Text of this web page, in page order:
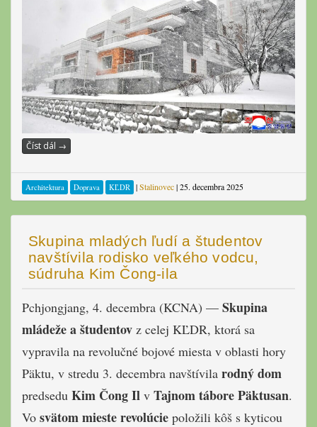
Číst dál →
Architektura Doprava KĽDR |Stalinovec|25. decembra 2025
Skupina mladých ľudí a študentov
navštívila rodisko veľkého vodcu,
súdruha Kim Čong-ila
Pchjongjang, 4. decembra (KCNA) — Skupina
mládeže a študentov z celej KĽDR, ktorá sa
vypravila na revolučné bojové miesta v oblasti hory
Päktu, v stredu 3. decembra navštívila rodný dom
predsedu Kim Čong Il v Tajnom tábore Päktusan.
Vo svätom mieste revolúcie položili kôš s kyticou